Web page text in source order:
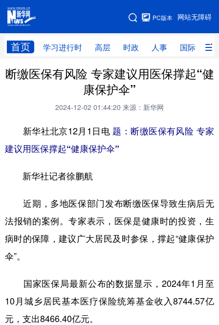
网站无障碍
PC版本
首页 学习进行时 高层 时政 人事 国际 财
网站地图
学习进行时 高层 时政 人事
财经 网评
科技 科创 量子 体育
文化 书画
访谈 视频
食品 人居 信息化 数字经济
学术中国 乡村振兴 银龄 溯源中国
彩票 娱乐 时尚 悦读
公益 一带一路 亚太网 上市公司
文化产业
断缴医保有风险 专家建议用医保撑起“健
康保护伞”
2024-12-02 01:44:20 来源：新华网
新华社北京12月1日电 题：断缴医保有风险 专家
建议用医保撑起“健康保护伞”
新华社记者徐鹏航
近期，多地医保部门发布断缴医保导致生病后无
法报销的案例。专家表示，医保是健康时的投资，生
病时的保障，建议广大居民及时参保，撑起“健康保护
伞”。
国家医保局最新公布的数据显示，2024年1月至
10月城乡居民基本医疗保险统筹基金收入8744.57亿
元，支出8466.40亿元。